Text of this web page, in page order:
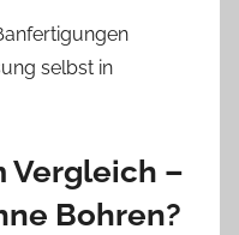
selbst in
Vergleich –
Bohren?